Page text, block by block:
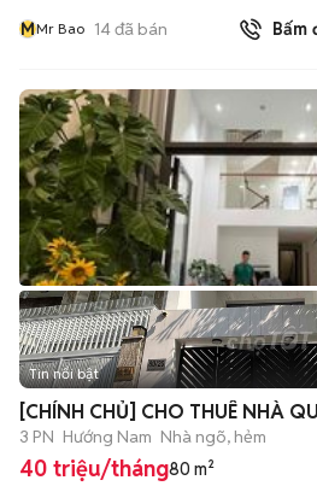
MMr Bao 14đã bán Bấm
Tin nổi bật
[CHÍNH CHỦ] CHO THUÊ NHÀ
3 PN Hướng Nam Nhà ngõ, hẻm
40 triệu/tháng80 m²